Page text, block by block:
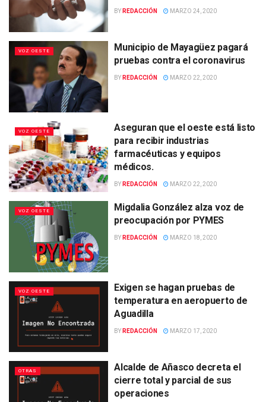
BY REDACCIÓN MARZO 24, 2020
VOZ OESTE
Municipio de Mayagüez pagará
pruebas contra el coronavirus
BY REDACCIÓN MARZO 22, 2020
VOZ OESTE
Aseguran que el oeste está listo
para recibir industrias
farmacéuticas y equipos
médicos.
BY REDACCIÓN MARZO 22, 2020
VOZ OESTE
Migdalia González alza voz de
preocupación por PYMES
BY REDACCIÓN MARZO 18, 2020
VOZ OESTE
Exigen se hagan pruebas de
temperatura en aeropuerto de
Aguadilla
BY REDACCIÓN MARZO 17, 2020
OTRAS
Alcalde de Añasco decreta el
cierre total y parcial de sus
operaciones